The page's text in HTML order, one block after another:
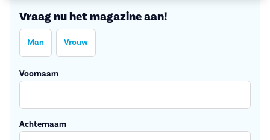
Vraag nu het magazine aan!
Man Vrouw
Voornaam
Achternaam